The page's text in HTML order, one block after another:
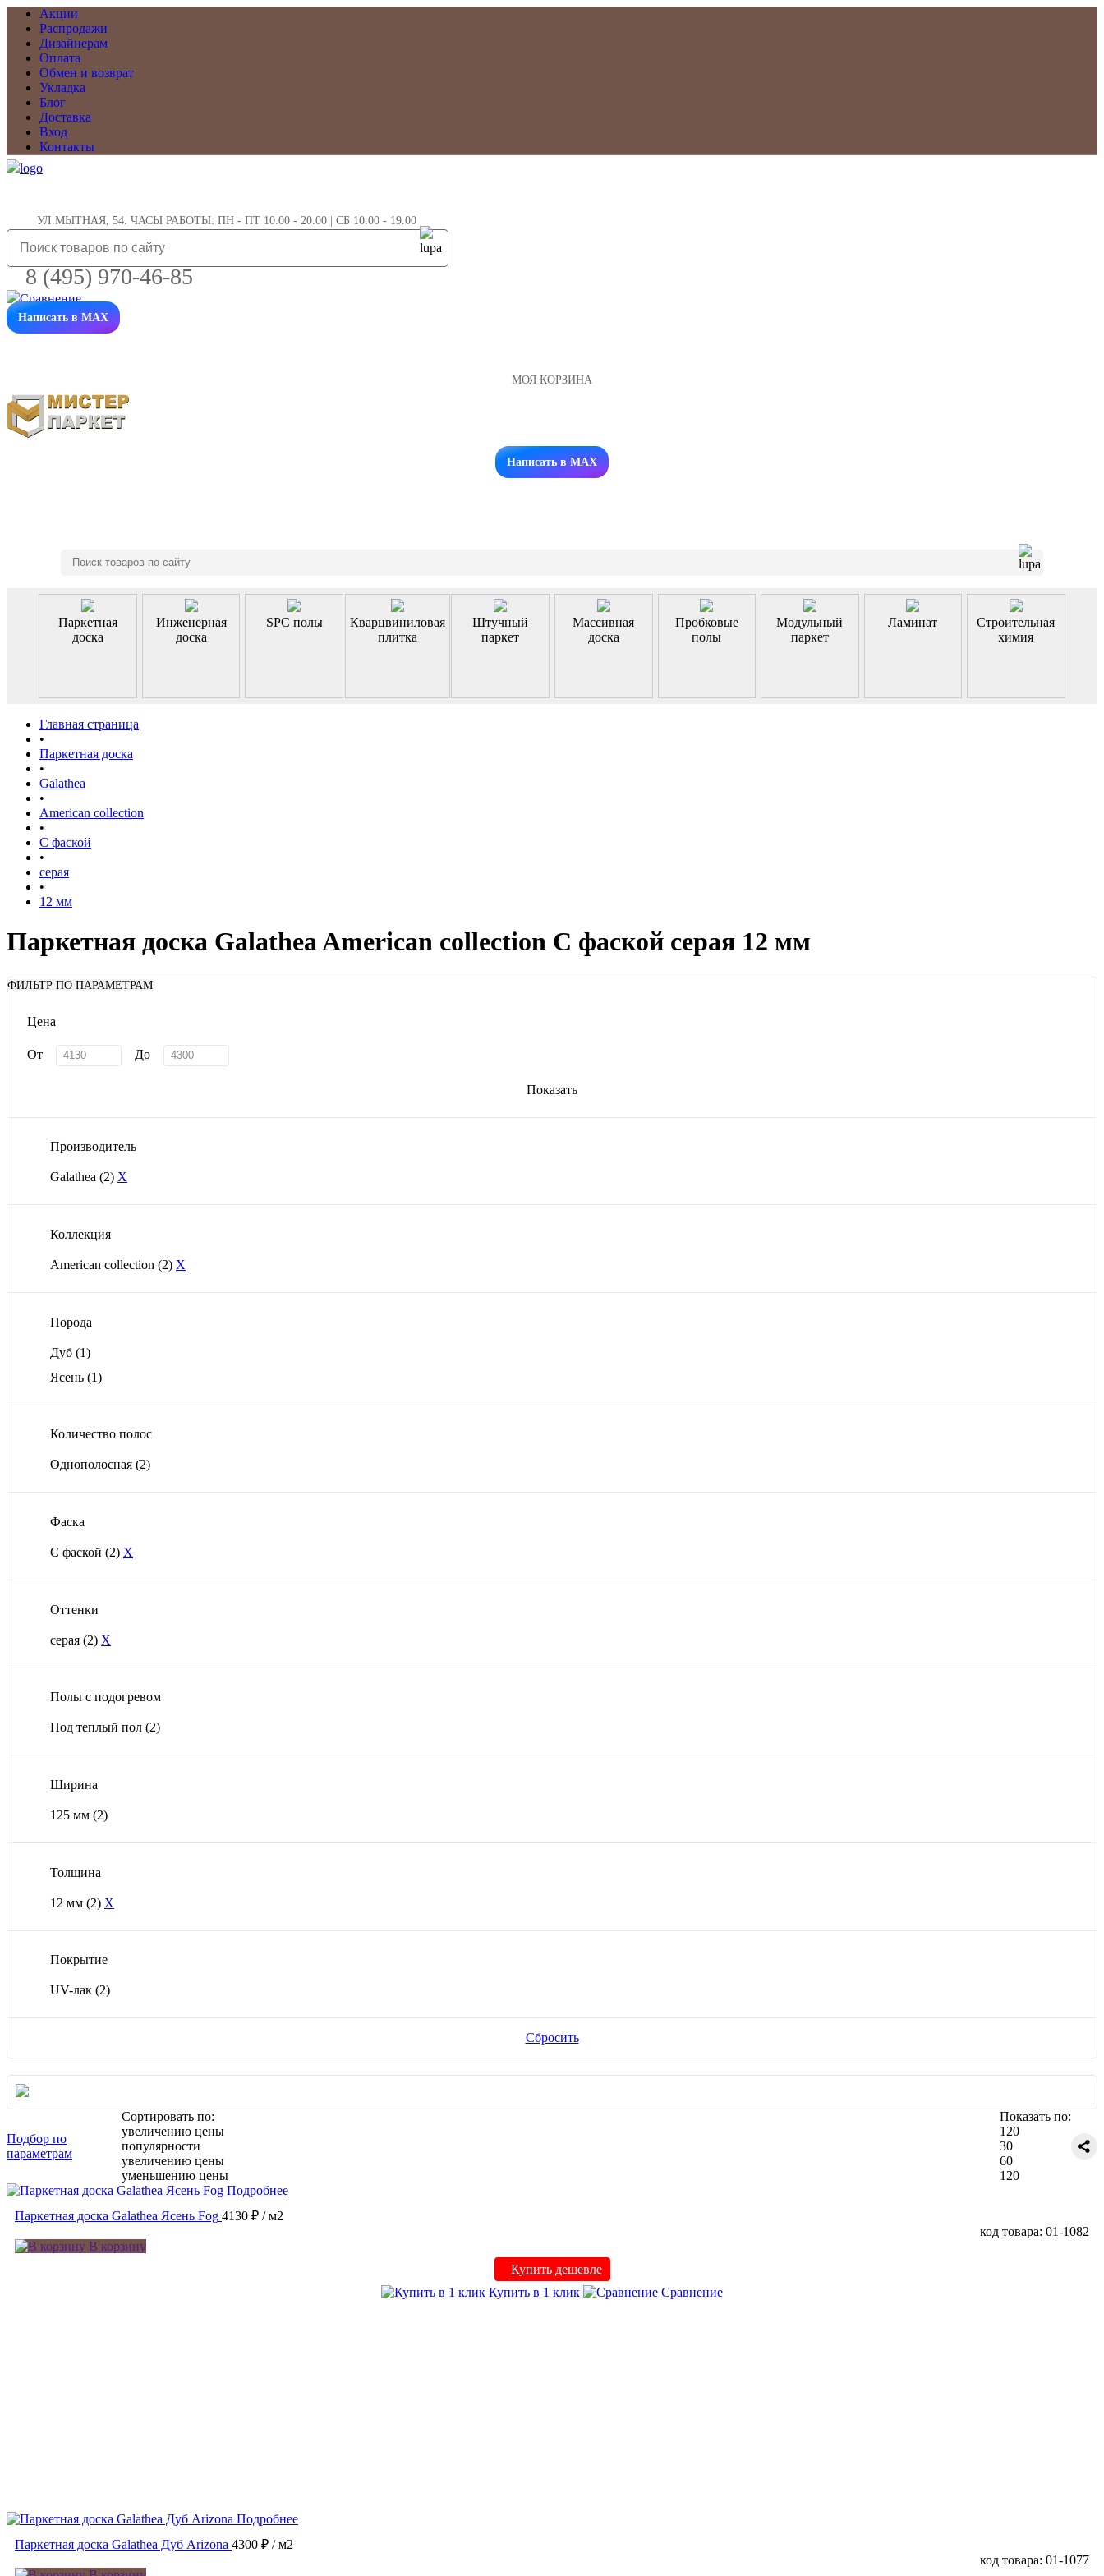
Акции
Распродажи
Дизайнерам
Оплата
Обмен и возврат
Укладка
Блог
Доставка
Вход
Контакты
УЛ.МЫТНАЯ, 54. ЧАСЫ РАБОТЫ: ПН - ПТ 10:00 - 20.00 | СБ 10:00 - 19.00
8 (495) 970-46-85
Написать в MAX
МОЯ КОРЗИНА
Заказать звонок
Написать в MAX
Паркетная
доска
Инженерная
доска
SPC полы
Кварцвиниловая
плитка
Штучный
паркет
Массивная
доска
Пробковые
полы
Модульный
паркет
Ламинат
Строительная
химия
Главная страница
•
Паркетная доска
•
Galathea
•
American collection
•
С фаской
•
серая
•
12 мм
Паркетная доска Galathea American collection С фаской серая 12 мм
ФИЛЬТР ПО ПАРАМЕТРАМ
Цена
От До
Показать
Производитель
Galathea (2) X
Коллекция
American collection (2) X
Порода
Дуб (1)
Ясень (1)
Количество полос
Однополосная (2)
Фаска
С фаской (2) X
Оттенки
серая (2) X
Полы с подогревом
Под теплый пол (2)
Ширина
125 мм (2)
Толщина
12 мм (2) X
Покрытие
UV-лак (2)
Сбросить
Подбор по
параметрам
Сортировать по:
увеличению цены
популярности
увеличению цены
уменьшению цены
Показать по:
120
30
60
120
Подробнее
Паркетная доска Galathea Ясень Fog 4130 ₽ / м2
код товара: 01-1082
В корзину
Купить дешевле
Купить в 1 клик
Сравнение
Подробнее
Паркетная доска Galathea Дуб Arizona 4300 ₽ / м2
код товара: 01-1077